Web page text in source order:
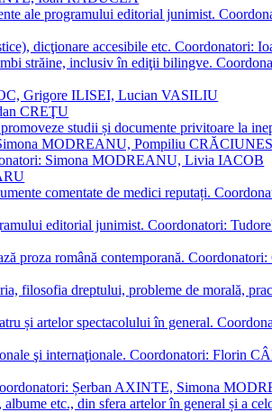
ale programului editorial junimist.
dicţionare accesibile etc.
străine, inclusiv în ediţii bilingve.
Grigore ILISEI, Lucian VASILIU
CREŢU
studii și documente privitoare la
MODREANU, Pompiliu
Simona MODREANU, Livia IACOB
comentate de medici reputați.
editorial junimist. Coordonatori:
proza română contemporană.
filosofia dreptului, probleme de morală,
și artelor spectacolului în general.
şi internaţionale. Coordonatori: Florin
Șerban AXINTE, Simona
etc., din sfera artelor în general și a